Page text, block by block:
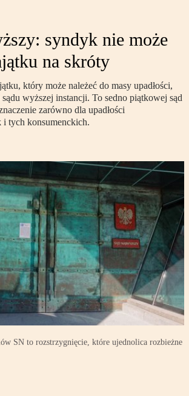
syndyk nie może
na skróty
który może należeć do masy upadłości,
wyższej instancji. To sedno piątkowej sąd
zarówno dla upadłości
i tych konsumenckich.
SN to rozstrzygnięcie, które ujednolica rozbieżne